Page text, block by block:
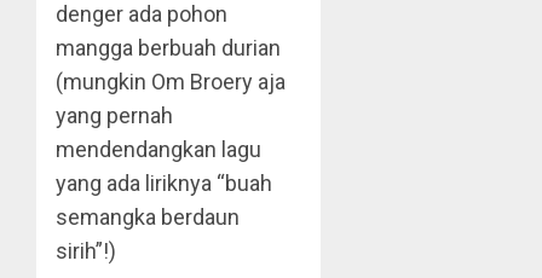
denger ada pohon
mangga berbuah durian
(mungkin Om Broery aja
yang pernah
mendendangkan lagu
yang ada liriknya “buah
semangka berdaun
sirih”!)